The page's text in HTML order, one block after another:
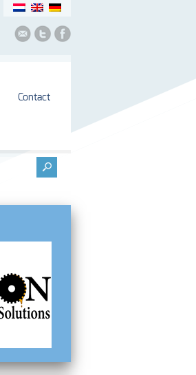
Contact